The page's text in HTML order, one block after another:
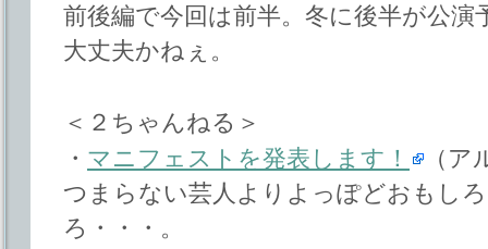
前後編で今回は前半。冬に後半が公
大丈夫かねぇ。
＜２ちゃんねる＞
・ マニフェストを発表します！
（
つまらない芸人よりよっぽどおもし
ろ・・・。